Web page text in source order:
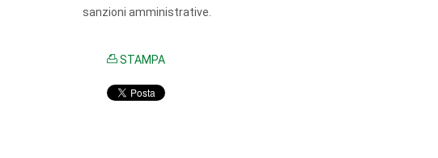
sanzioni amministrative.
STAMPA